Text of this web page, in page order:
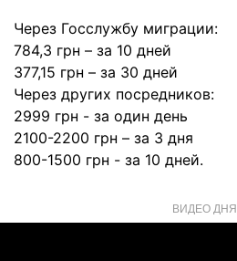
Через Госслужбу миграции:
784,3 грн – за 10 дней
377,15 грн – за 30 дней
Через других посредников:
2999 грн - за один день
2100-2200 грн – за 3 дня
800-1500 грн - за 10 дней.
ВИДЕО ДНЯ